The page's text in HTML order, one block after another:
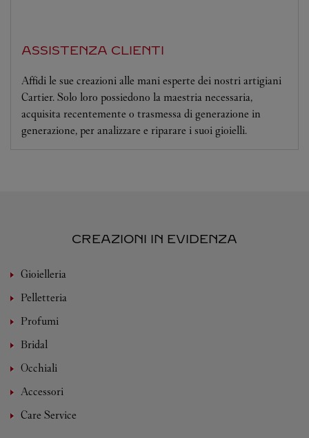
ASSISTENZA CLIENTI
Affidi le sue creazioni alle mani esperte dei nostri artigiani
Cartier. Solo loro possiedono la maestria necessaria,
acquisita recentemente o trasmessa di generazione in
generazione, per analizzare e riparare i suoi gioielli.
CREAZIONI IN EVIDENZA
Gioielleria
Pelletteria
Profumi
Bridal
Occhiali
Accessori
Care Service